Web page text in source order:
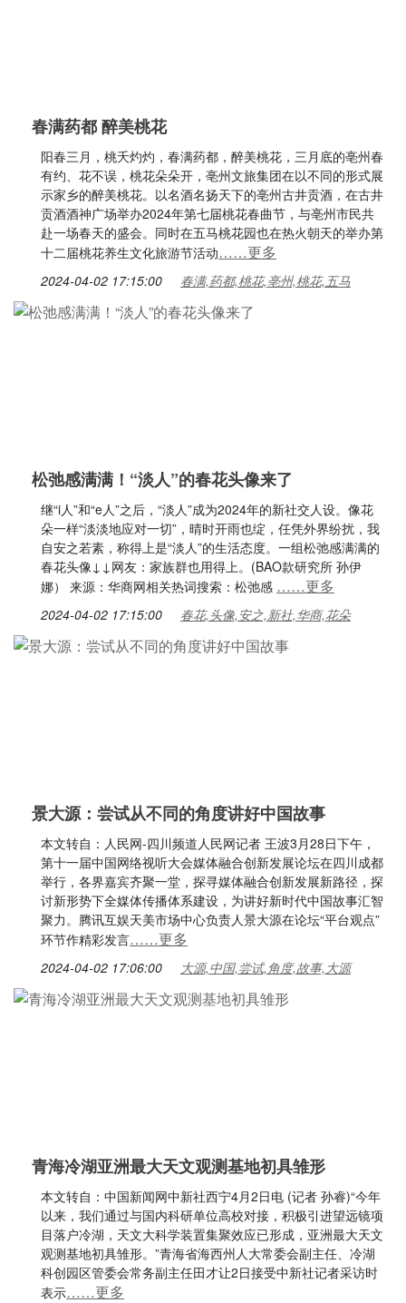
春满药都 醉美桃花
阳春三月，桃夭灼灼，春满药都，醉美桃花，三月底的亳州春
有约、花不误，桃花朵朵开，亳州文旅集团在以不同的形式展
示家乡的醉美桃花。以名酒名扬天下的亳州古井贡酒，在古井
贡酒酒神广场举办2024年第七届桃花春曲节，与亳州市民共
赴一场春天的盛会。同时在五马桃花园也在热火朝天的举办第
十二届桃花养生文化旅游节活动……更多
2024-04-02 17:15:00 春满,药都,桃花,亳州,桃花,五马
松弛感满满！“淡人”的春花头像来了
继“i人”和“e人”之后，“淡人”成为2024年的新社交人设。像花
朵一样“淡淡地应对一切”，晴时开雨也绽，任凭外界纷扰，我
自安之若素，称得上是“淡人”的生活态度。一组松弛感满满的
春花头像↓↓网友：家族群也用得上。(BAO款研究所 孙伊
娜） 来源：华商网相关热词搜索：松弛感 ……更多
2024-04-02 17:15:00 春花,头像,安之,新社,华商,花朵
景大源：尝试从不同的角度讲好中国故事
本文转自：人民网-四川频道人民网记者 王波3月28日下午，
第十一届中国网络视听大会媒体融合创新发展论坛在四川成都
举行，各界嘉宾齐聚一堂，探寻媒体融合创新发展新路径，探
讨新形势下全媒体传播体系建设，为讲好新时代中国故事汇智
聚力。腾讯互娱天美市场中心负责人景大源在论坛“平台观点”
环节作精彩发言……更多
2024-04-02 17:06:00 大源,中国,尝试,角度,故事,大源
青海冷湖亚洲最大天文观测基地初具雏形
本文转自：中国新闻网中新社西宁4月2日电 (记者 孙睿)“今年
以来，我们通过与国内科研单位高校对接，积极引进望远镜项
目落户冷湖，天文大科学装置集聚效应已形成，亚洲最大天文
观测基地初具雏形。”青海省海西州人大常委会副主任、冷湖
科创园区管委会常务副主任田才让2日接受中新社记者采访时
表示……更多